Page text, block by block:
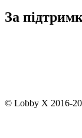
За
© Lobby X 2016-